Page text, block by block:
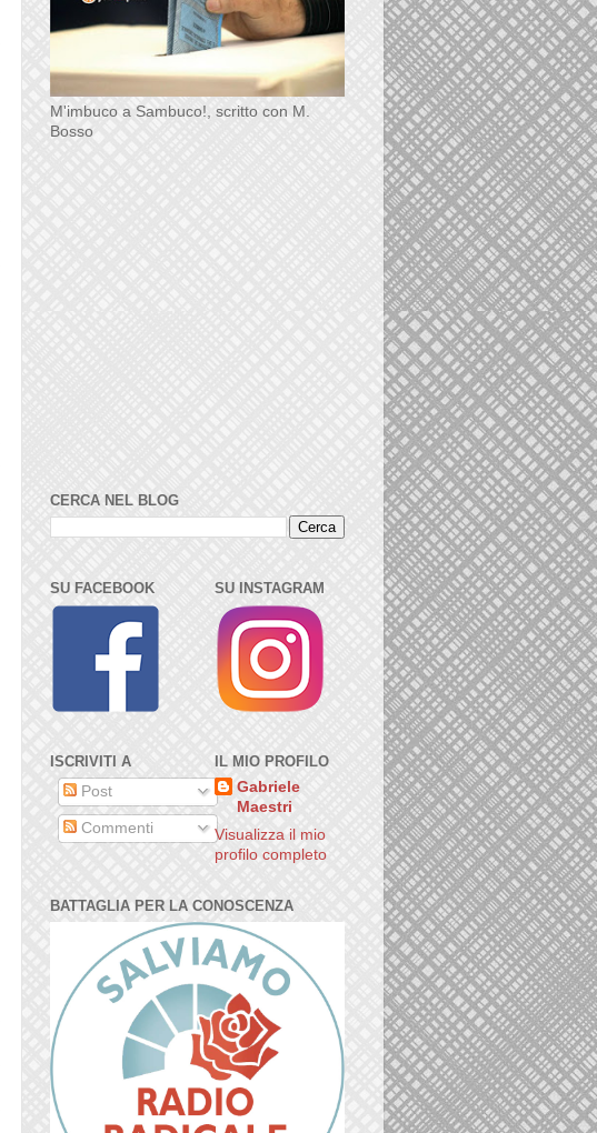
M'imbuco a Sambuco!, scritto con M.
Bosso
CERCA NEL BLOG
SU FACEBOOK
ISCRIVITI A
Post
Commenti
SU INSTAGRAM
IL MIO PROFILO
Gabriele
Maestri
Visualizza il mio
profilo completo
BATTAGLIA PER LA CONOSCENZA